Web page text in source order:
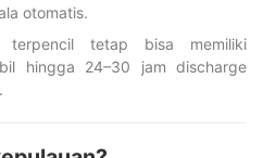
otomatis.
tetap bisa memiliki
hingga 24–30 jam discharge